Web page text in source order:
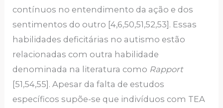
contínuos no entendimento da ação e dos
sentimentos do outro [4,6,50,51,52,53]. Essas
habilidades deficitárias no autismo estão
relacionadas com outra habilidade
denominada na literatura como Rapport
[51,54,55]. Apesar da falta de estudos
específicos supõe-se que indivíduos com TEA